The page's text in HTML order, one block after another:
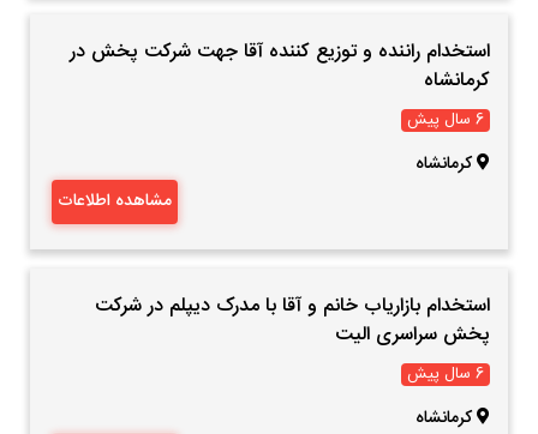
استخدام راننده و توزیع کننده آقا جهت شرکت پخش در
کرمانشاه
6 سال پیش
کرمانشاه
مشاهده اطلاعات
استخدام بازاریاب خانم و آقا با مدرک دیپلم در شرکت
پخش سراسری الیت
6 سال پیش
کرمانشاه